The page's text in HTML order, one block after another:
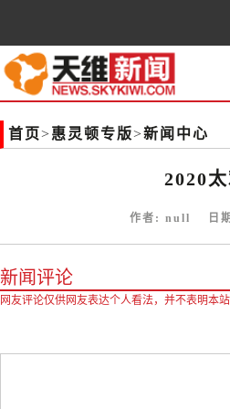
首页>惠灵顿专版>新闻中心
2020
作者: null 日
新闻评论
网友评论仅供网友表达个人看法，并不表明本